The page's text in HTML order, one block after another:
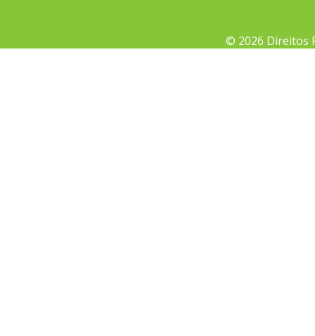
© 2026 Direitos